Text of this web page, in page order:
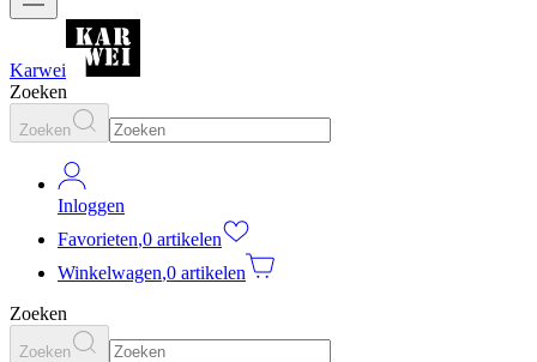
Karwei
Zoeken
Zoeken
Inloggen
Favorieten,0 artikelen
Winkelwagen,0 artikelen
Zoeken
Zoeken